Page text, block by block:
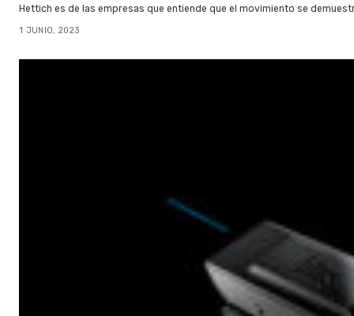
Hettich es de las empresas que entiende que el movimiento se
1 JUNIO, 2023